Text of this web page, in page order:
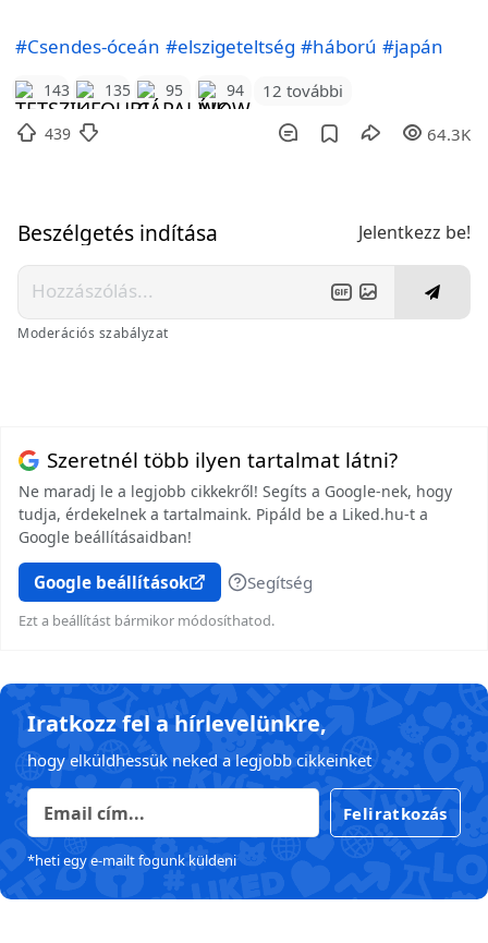
#Csendes-óceán #elszigeteltség #háború #japán
143 135 95 94 12 további
439 64.3K
Beszélgetés indítása Jelentkezz be!
Moderációs szabályzat
Szeretnél több ilyen tartalmat látni?
Ne maradj le a legjobb cikkekről! Segíts a Google-nek, hogy
tudja, érdekelnek a tartalmaink. Pipáld be a Liked.hu-t a
Google beállításaidban!
Google beállítások Segítség
Ezt a beállítást bármikor módosíthatod.
Iratkozz fel a hírlevelünkre,
hogy elküldhessük neked a legjobb cikkeinket
Feliratkozás
*heti egy e-mailt fogunk küldeni